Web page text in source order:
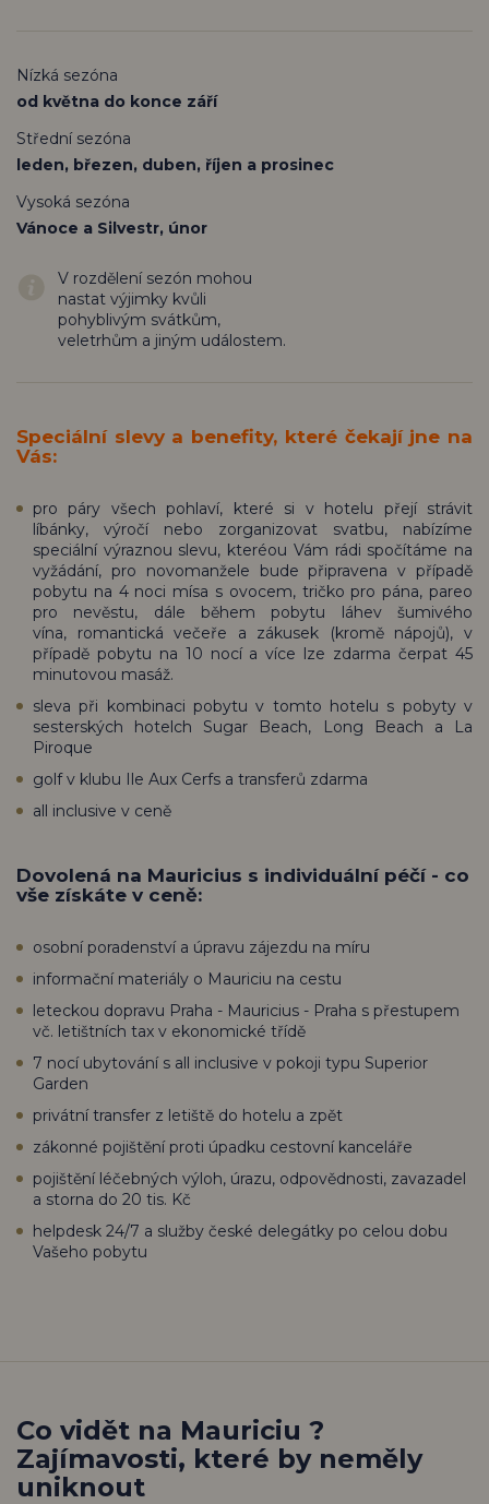
Nízká sezóna
od května do konce září
Střední sezóna
leden, březen, duben, říjen a prosinec
Vysoká sezóna
Vánoce a Silvestr, únor
V rozdělení sezón mohou
nastat výjimky kvůli
pohyblivým svátkům,
veletrhům a jiným událostem.
Speciální slevy a benefity, které čekají jne na
Vás:
pro páry všech pohlaví, které si v hotelu přejí strávit
líbánky, výročí nebo zorganizovat svatbu, nabízíme
speciální výraznou slevu, kteréou Vám rádi spočítáme na
vyžádání, pro novomanžele bude připravena v případě
pobytu na 4 noci mísa s ovocem, tričko pro pána, pareo
pro nevěstu, dále během pobytu láhev šumivého
vína, romantická večeře a zákusek (kromě nápojů), v
případě pobytu na 10 nocí a více lze zdarma čerpat 45
minutovou masáž.
sleva při kombinaci pobytu v tomto hotelu s pobyty v
sesterských hotelch Sugar Beach, Long Beach a La
Piroque
golf v klubu Ile Aux Cerfs a transferů zdarma
all inclusive v ceně
Dovolená na Mauricius s individuální péčí - co
vše získáte v ceně:
osobní poradenství a úpravu zájezdu na míru
informační materiály o Mauriciu na cestu
leteckou dopravu Praha - Mauricius - Praha s přestupem
vč. letištních tax v ekonomické třídě
7 nocí ubytování s all inclusive v pokoji typu Superior
Garden
privátní transfer z letiště do hotelu a zpět
zákonné pojištění proti úpadku cestovní kanceláře
pojištění léčebných výloh, úrazu, odpovědnosti, zavazadel
a storna do 20 tis. Kč
helpdesk 24/7 a služby české delegátky po celou dobu
Vašeho pobytu
Co vidět na Mauriciu ?
Zajímavosti, které by neměly
uniknout